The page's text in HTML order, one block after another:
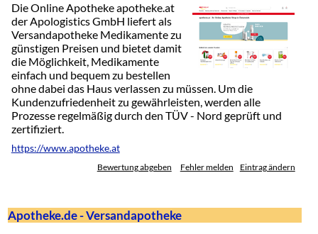
Die Online Apotheke apotheke.at
der Apologistics GmbH liefert als
Versandapotheke Medikamente zu
günstigen Preisen und bietet damit
die Möglichkeit, Medikamente
einfach und bequem zu bestellen
ohne dabei das Haus verlassen zu müssen. Um die
Kundenzufriedenheit zu gewährleisten, werden alle
Prozesse regelmäßig durch den TÜV - Nord geprüft und
zertifiziert.
https://www.apotheke.at
Bewertung abgeben Fehler melden Eintrag ändern
Apotheke.de - Versandapotheke